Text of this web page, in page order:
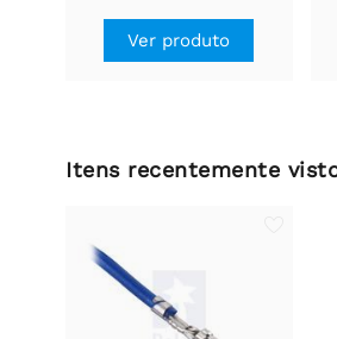
Ver produto
Itens recentemente